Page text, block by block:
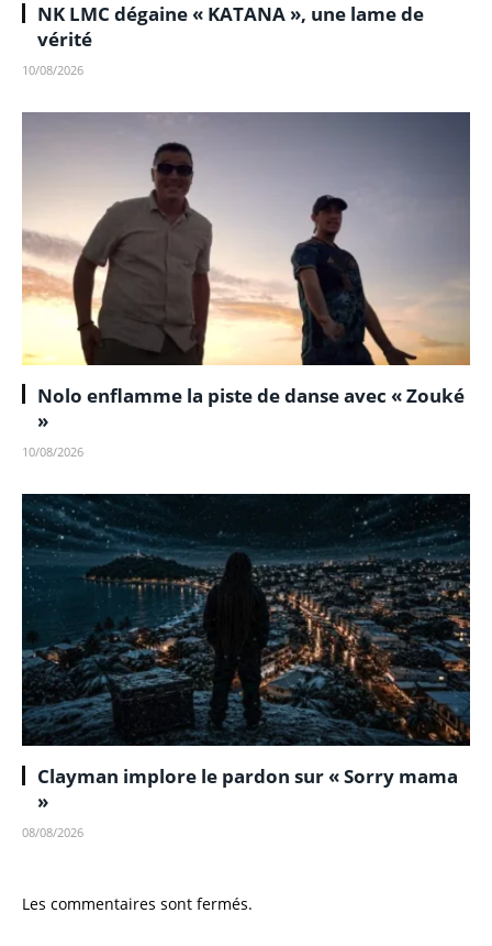
NK LMC dégaine « KATANA », une lame de
vérité
10/08/2026
Nolo enflamme la piste de danse avec « Zouké
»
10/08/2026
Clayman implore le pardon sur « Sorry mama
»
08/08/2026
Les commentaires sont fermés.